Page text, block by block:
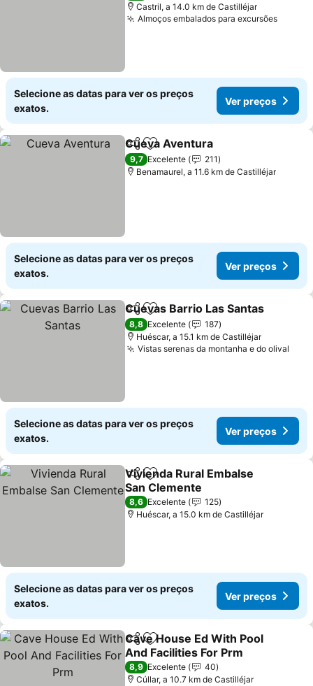
Castril, a 14.0 km de Castilléjar
Almoços embalados para excursões
Selecione as datas para ver os preços
exatos.
Ver preços
PartilharAdicionar aos favoritos
Cueva Aventura
9,7 Excelente
211
Benamaurel, a 11.6 km de Castilléjar
Selecione as datas para ver os preços
exatos.
Ver preços
PartilharAdicionar aos favoritos
Cuevas Barrio Las Santas
8,8 Excelente
187
Huéscar, a 15.1 km de Castilléjar
Vistas serenas da montanha e do olival
Selecione as datas para ver os preços
exatos.
Ver preços
PartilharAdicionar aos favoritos
Vivienda Rural Embalse
San Clemente
8,6 Excelente
125
Huéscar, a 15.0 km de Castilléjar
Selecione as datas para ver os preços
exatos.
Ver preços
PartilharAdicionar aos favoritos
Cave House Ed With Pool
And Facilities For Prm
8,9 Excelente
40
Cúllar, a 10.7 km de Castilléjar